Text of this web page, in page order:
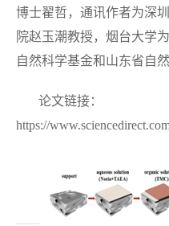
博士翟哲，通讯作者为深
院赵玉潮教授，烟台大学
自然科学基金和山东省自
论文链接：
https://